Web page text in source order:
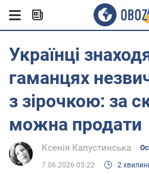
Українці
гаманцях
з зірочкою: за
можна продати
Ксенія Капустинська
7.06.2026 05:22 2